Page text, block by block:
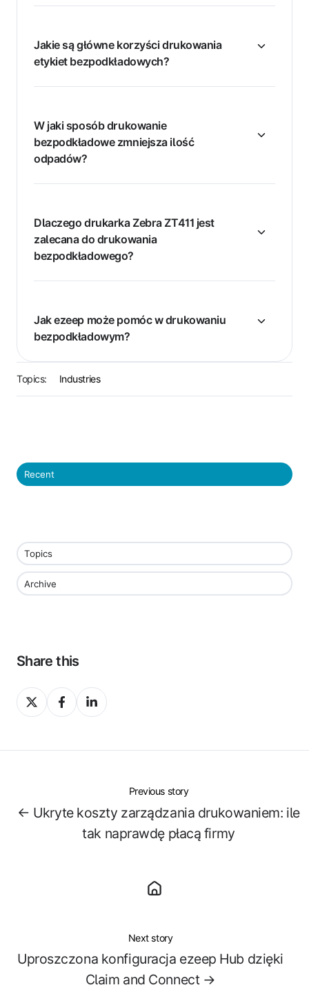
Jakie są główne korzyści drukowania
etykiet bezpodkładowych?
W jaki sposób drukowanie
bezpodkładowe zmniejsza ilość
odpadów?
Dlaczego drukarka Zebra ZT411 jest
zalecana do drukowania
bezpodkładowego?
Jak ezeep może pomóc w drukowaniu
bezpodkładowym?
Topics: Industries
Recent
Topics
Archive
Share this
Share
on
Share
on
Share
on
Previous story
← Ukryte koszty zarządzania drukowaniem: ile
tak naprawdę płacą firmy
Next story
Uproszczona konfiguracja ezeep Hub dzięki
Claim and Connect →